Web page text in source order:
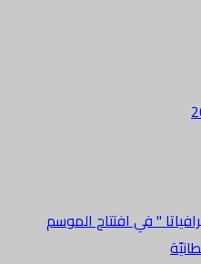
" في افتتاح الموسم